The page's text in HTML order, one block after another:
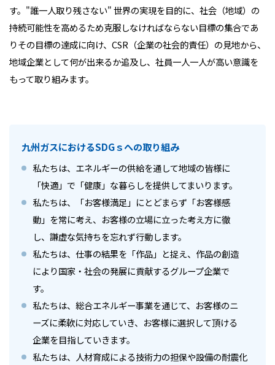
す。 "誰一人取り残さない" 世界の実現を目的に、社会（地域）の
持続可能性を高めるため克服しなければならない目標の集合であ
りその目標の達成に向け、CSR（企業の社会的責任）の見地から、
地域企業として何が出来るか追及し、社員一人一人が高い意識を
もって取り組みます。
九州ガスにおけるSDGｓへの取り組み
私たちは、エネルギーの供給を通して地域の皆様に
「快適」で「健康」な暮らしを提供してまいります。
私たちは、「お客様満足」にとどまらず「お客様感
動」を常に考え、お客様の立場に立った考え方に徹
し、謙虚な気持ちを忘れず行動します。
私たちは、仕事の結果を「作品」と捉え、作品の創造
により国家・社会の発展に貢献するグループ企業で
す。
私たちは、総合エネルギー事業を通じて、お客様のニ
ーズに柔軟に対応していき、お客様に選択して頂ける
企業を目指していきます。
私たちは、人材育成による技術力の担保や設備の耐震化